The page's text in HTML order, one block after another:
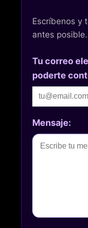
Escríbenos y
antes posible.
Tu correo
poderte
Mensaje: